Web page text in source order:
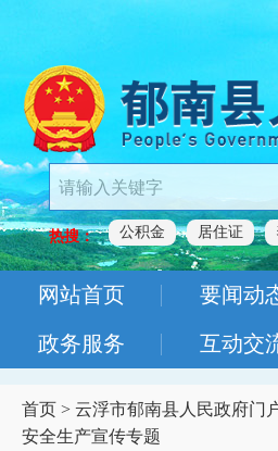
热搜： 公积金 居住证
网站首页 要闻动
政务服务 互动交
首页 > 云浮市郁南县人民政府门
安全生产宣传专题